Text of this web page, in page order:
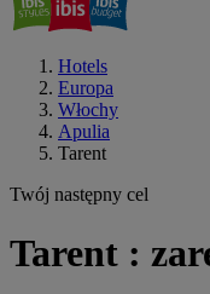
Hotels
Europa
Włochy
Apulia
Tarent
Twój następny cel
Tarent :